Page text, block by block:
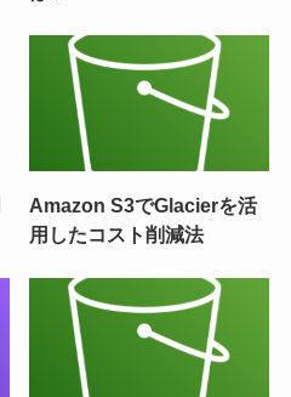
Amazon S3でGlacierを活
用したコスト削減法